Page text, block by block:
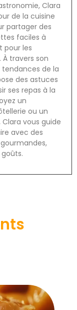
Clara
de la cuisine
partager des
faciles à
pour les
travers son
tendances de la
des astuces
ses repas à la
un
ou un
vous guide
avec des